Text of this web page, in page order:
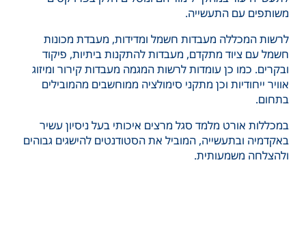
משותפים עם התעשייה.
לרשות המכללה מעבדות חשמל ומדידות, מעבדת מכונות
חשמל עם ציוד מתקדם, מעבדות להתקנות ביתיות, פיקוד
ובקרים. כמו כן עומדות לרשות המגמה מעבדות קירור ומיזוג
אוויר ייחודיות וכן מתקני סימולציה ממוחשבים מהמובילים
בתחום.
במכללות אורט מלמד סגל מרצים איכותי בעל ניסיון עשיר
באקדמיה ובתעשייה, המוביל את הסטודנטים להישגים גבוהים
ולהצלחה משמעותית.